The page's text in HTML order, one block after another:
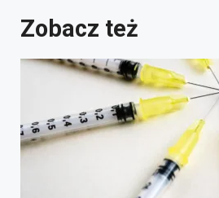
Zobacz też